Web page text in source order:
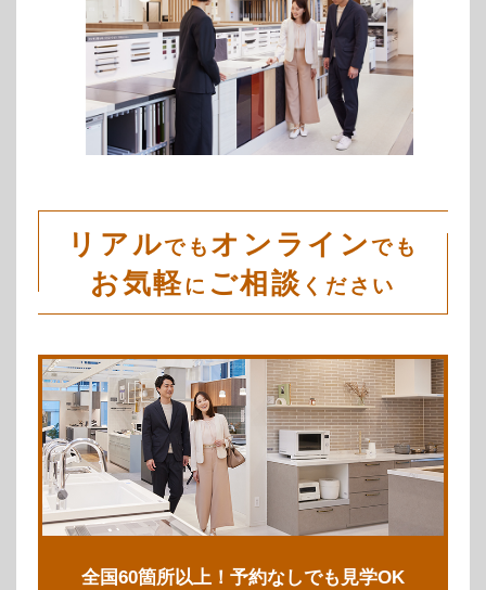
リアルでも オンラインでも
お気軽に ご相談 ください
全国60箇所以上！予約なしでも見学OK